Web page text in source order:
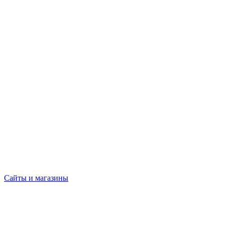
Сайты и магазины